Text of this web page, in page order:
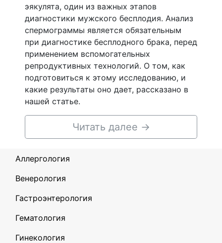
эякулята, один из важных этапов
диагностики мужского бесплодия. Анализ
спермограммы является обязательным
при диагностике бесплодного брака, перед
применением вспомогательных
репродуктивных технологий. О том, как
подготовиться к этому исследованию, и
какие результаты оно дает, рассказано в
нашей статье.
Читать далее →
Аллергология
Венерология
Гастроэнтерология
Гематология
Гинекология